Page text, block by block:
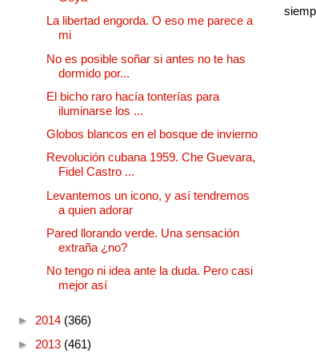
La libertad engorda. O eso me parece a
mi
No es posible soñar si antes no te has
dormido por...
El bicho raro hacía tonterías para
iluminarse los ...
Globos blancos en el bosque de invierno
Revolución cubana 1959. Che Guevara,
Fidel Castro ...
Levantemos un icono, y así tendremos
a quien adorar
Pared llorando verde. Una sensación
extraña ¿no?
No tengo ni idea ante la duda. Pero casi
mejor así
► 2014 (366)
► 2013 (461)